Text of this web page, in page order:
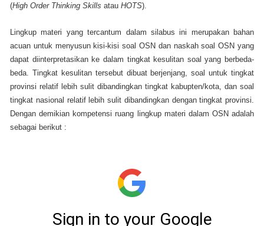
(High Order Thinking Skills atau HOTS).
Lingkup materi yang tercantum dalam silabus ini merupakan bahan
acuan untuk menyusun kisi-kisi soal OSN dan naskah soal OSN yang
dapat diinterpretasikan ke dalam tingkat kesulitan soal yang berbeda-
beda. Tingkat kesulitan tersebut dibuat berjenjang, soal untuk tingkat
provinsi relatif lebih sulit dibandingkan tingkat kabupten/kota, dan soal
tingkat nasional relatif lebih sulit dibandingkan dengan tingkat provinsi.
Dengan demikian kompetensi ruang lingkup materi dalam OSN adalah
sebagai berikut :